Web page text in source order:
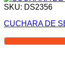
SKU: DS2356
CUCHARA DE